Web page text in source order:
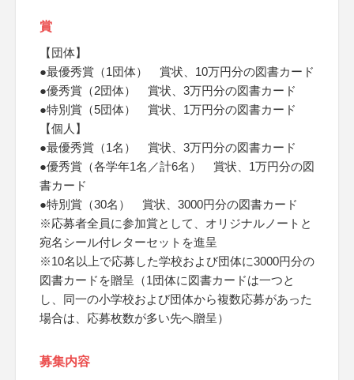
賞
【団体】
●最優秀賞（1団体） 賞状、10万円分の図書カード
●優秀賞（2団体） 賞状、3万円分の図書カード
●特別賞（5団体） 賞状、1万円分の図書カード
【個人】
●最優秀賞（1名） 賞状、3万円分の図書カード
●優秀賞（各学年1名／計6名） 賞状、1万円分の図
書カード
●特別賞（30名） 賞状、3000円分の図書カード
※応募者全員に参加賞として、オリジナルノートと
宛名シール付レターセットを進呈
※10名以上で応募した学校および団体に3000円分の
図書カードを贈呈（1団体に図書カードは一つと
し、同一の小学校および団体から複数応募があった
場合は、応募枚数が多い先へ贈呈）
募集内容